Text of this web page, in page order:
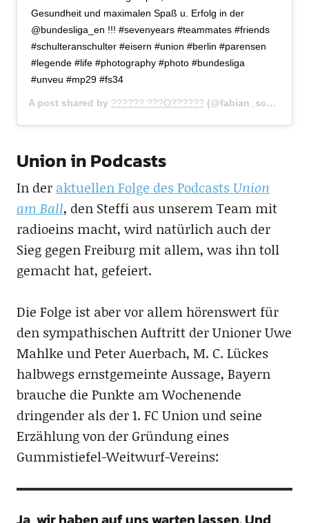
Gesundheit und maximalen Spaß u. Erfolg in der
@bundesliga_en !!! #sevenyears #teammates #friends
#schulteranschulter #eisern #union #berlin #parensen
#legende #life #photography #photo #bundesliga
#unveu #mp29 #fs34
A post shared by ?????? ???O?????? (@fabian_schoenheim34) on
Union in Podcasts
In der aktuellen Folge des Podcasts Union
am Ball, den Steffi aus unserem Team mit
radioeins macht, wird natürlich auch der
Sieg gegen Freiburg mit allem, was ihn toll
gemacht hat, gefeiert.
Die Folge ist aber vor allem hörenswert für
den sympathischen Auftritt der Unioner Uwe
Mahlke und Peter Auerbach, M. C. Lückes
halbwegs ernstgemeinte Aussage, Bayern
brauche die Punkte am Wochenende
dringender als der 1. FC Union und seine
Erzählung von der Gründung eines
Gummistiefel-Weitwurf-Vereins: